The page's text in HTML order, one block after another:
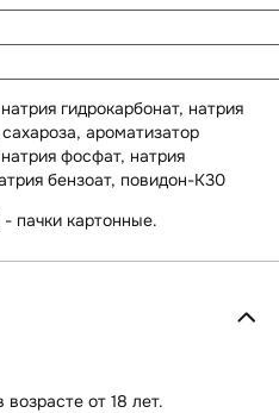
гидрокарбонат, натрия
ароматизатор
фосфат, натрия
бензоат, повидон-К30
пачки картонные.
от 18 лет.